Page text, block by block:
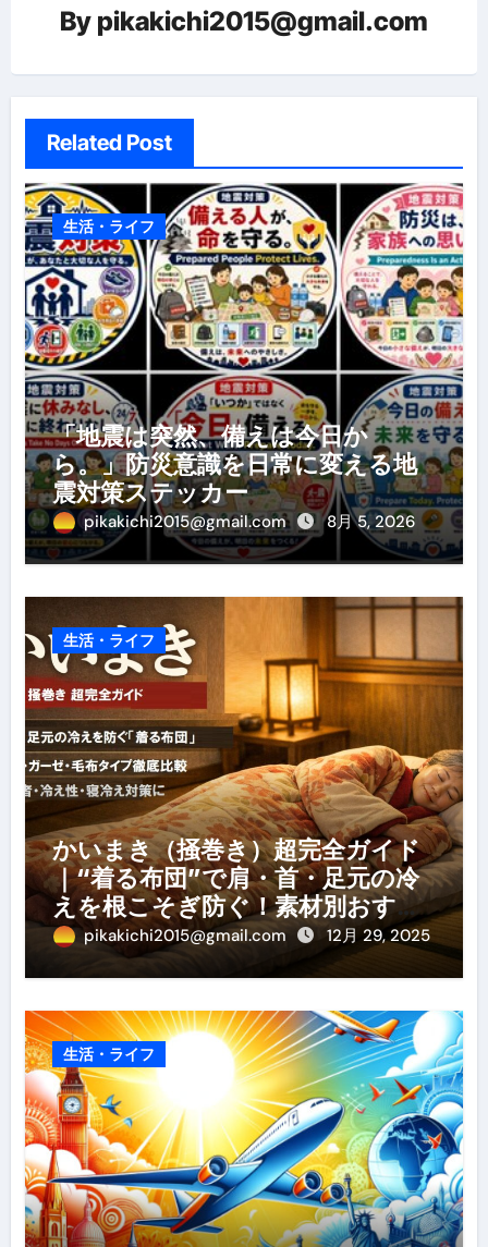
ョ
ン
By pikakichi2015@gmail.com
Related Post
生活・ライフ
「地震は突然、備えは今日か
ら。」防災意識を日常に変える地
震対策ステッカー
pikakichi2015@gmail.com 8月 5, 2026
生活・ライフ
かいまき（掻巻き）超完全ガイド
｜“着る布団”で肩・首・足元の冷
えを根こそぎ防ぐ！素材別おすす
め・選び方・洗い方・Q&Aまで
pikakichi2015@gmail.com 12月 29, 2025
生活・ライフ